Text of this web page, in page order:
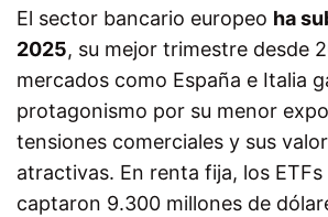
El sector bancario europeo ha
2025, su mejor trimestre desde
mercados como España e Italia
protagonismo por su menor
tensiones comerciales y sus
atractivas. En renta fija, los
captaron 9.300 millones de